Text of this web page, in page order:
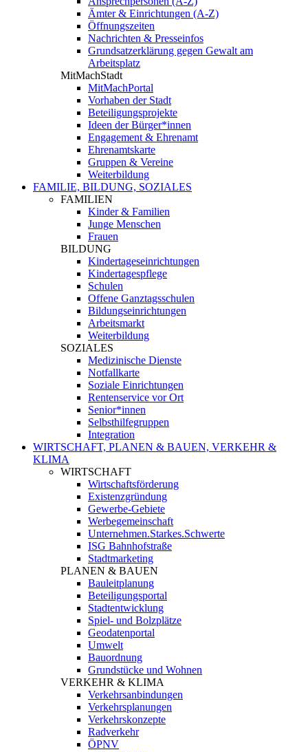
Ämter & Einrichtungen (A-Z)
Öffnungszeiten
Nachrichten & Presseinfos
Grundsatzerklärung gegen Gewalt am
Arbeitsplatz
MitMachStadt
MitMachPortal
Vorhaben der Stadt
Beteiligungsprojekte
Ideen der Bürger*innen
Engagement & Ehrenamt
Ehrenamtskarte
Gruppen & Vereine
Weiterbildung
FAMILIE, BILDUNG, SOZIALES
FAMILIEN
Kinder & Familien
Junge Menschen
Frauen
BILDUNG
Kindertageseinrichtungen
Kindertagespflege
Schulen
Offene Ganztagsschulen
Bildungseinrichtungen
Arbeitsmarkt
Weiterbildung
SOZIALES
Medizinische Dienste
Notfallkarte
Soziale Einrichtungen
Rentenservice vor Ort
Senior*innen
Selbsthilfegruppen
Integration
WIRTSCHAFT, PLANEN & BAUEN, VERKEHR &
KLIMA
WIRTSCHAFT
Wirtschaftsförderung
Existenzgründung
Gewerbe-Gebiete
Werbegemeinschaft
Unternehmen.Starkes.Schwerte
ISG Bahnhofstraße
Stadtmarketing
PLANEN & BAUEN
Bauleitplanung
Beteiligungsportal
Stadtentwicklung
Spiel- und Bolzplätze
Geodatenportal
Umwelt
Bauordnung
Grundstücke und Wohnen
VERKEHR & KLIMA
Verkehrsanbindungen
Verkehrsplanungen
Verkehrskonzepte
Radverkehr
ÖPNV